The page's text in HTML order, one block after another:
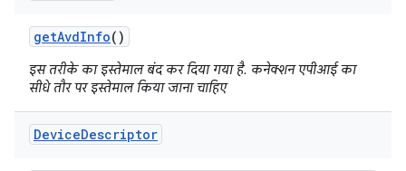
getAvdInfo()
इस तरीके का इस्तेमाल बंद कर दिया गया है. कनेक्शन एपीआई का
सीधे तौर पर इस्तेमाल किया जाना चाहिए
DeviceDescriptor